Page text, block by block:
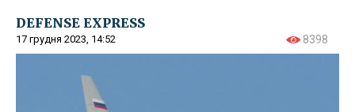
DEFENSE EXPRESS
17 грудня 2023, 14:52 8398